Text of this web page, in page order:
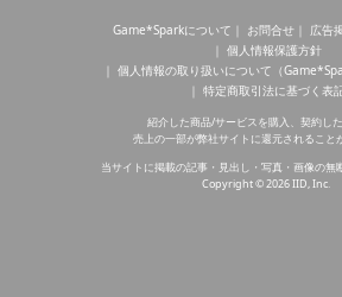
Game*Sparkについて お問合せ 広告
個人情報保護方針
個人情報の取り扱いについて（
特定商取引法に基づく表
紹介した商品/サービスを購入、契約した
売上の一部が弊社サイトに還元されること
当サイトに掲載の記事・見出し・写真・画像の無
Copyright © 2026 IID, Inc.